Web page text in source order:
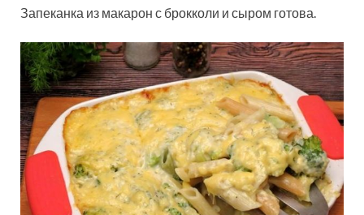
Запеканка из макарон с брокколи и сыром готова.